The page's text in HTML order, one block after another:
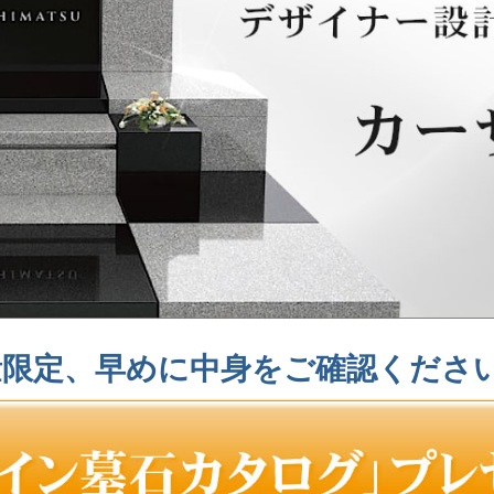
定、早めに中身をご確認くださ